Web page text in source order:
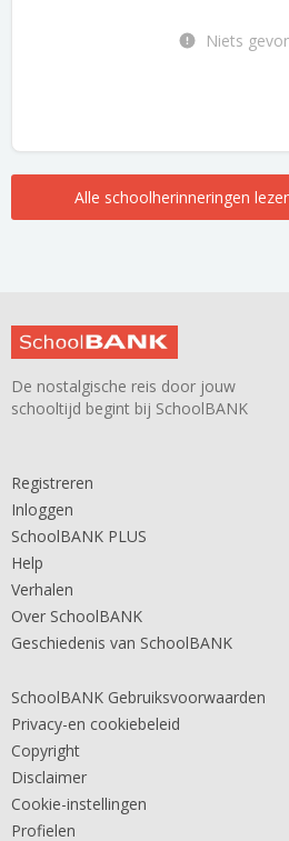
Niets
Alle schoolherinneringen
De nostalgische reis door jouw
schooltijd begint bij SchoolBANK
Registreren
Inloggen
SchoolBANK PLUS
Help
Verhalen
Over SchoolBANK
Geschiedenis van SchoolBANK
SchoolBANK Gebruiksvoorwaarden
Privacy-en cookiebeleid
Copyright
Disclaimer
Cookie-instellingen
Profielen